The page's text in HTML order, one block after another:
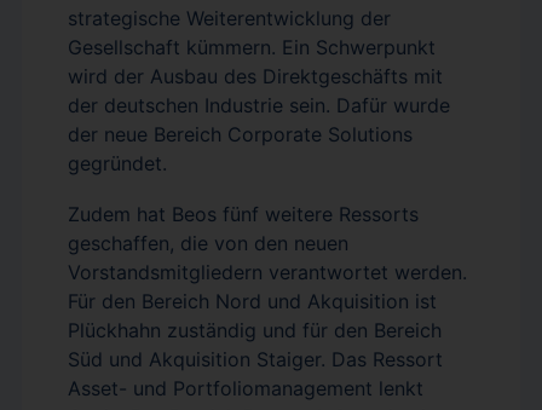
strategische Weiterentwicklung der
Gesellschaft kümmern. Ein Schwerpunkt
wird der Ausbau des Direktgeschäfts mit
der deutschen Industrie sein. Dafür wurde
der neue Bereich Corporate Solutions
gegründet.
Zudem hat Beos fünf weitere Ressorts
geschaffen, die von den neuen
Vorstandsmitgliedern verantwortet werden.
Für den Bereich Nord und Akquisition ist
Plückhahn zuständig und für den Bereich
Süd und Akquisition Staiger. Das Ressort
Asset- und Portfoliomanagement lenkt